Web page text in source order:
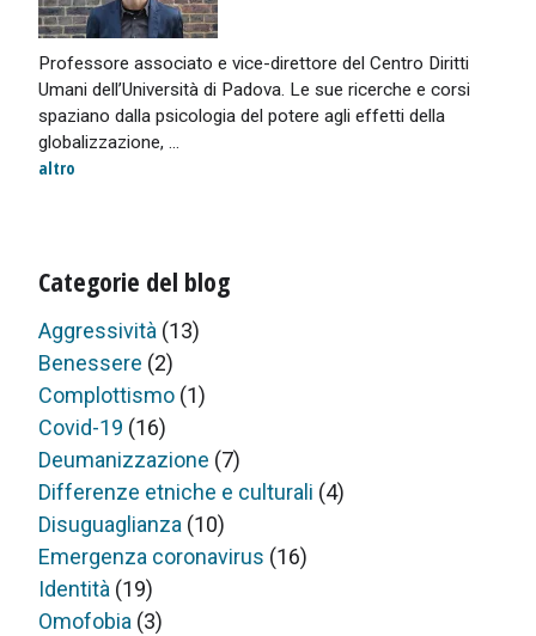
Professore associato e vice-direttore del Centro Diritti
Umani dell’Università di Padova. Le sue ricerche e corsi
spaziano dalla psicologia del potere agli effetti della
globalizzazione, ...
altro
Categorie del blog
Aggressività (13)
Benessere (2)
Complottismo (1)
Covid-19 (16)
Deumanizzazione (7)
Differenze etniche e culturali (4)
Disuguaglianza (10)
Emergenza coronavirus (16)
Identità (19)
Omofobia (3)